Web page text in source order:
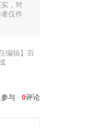
，对
仅作
编辑】百
参与 0评论